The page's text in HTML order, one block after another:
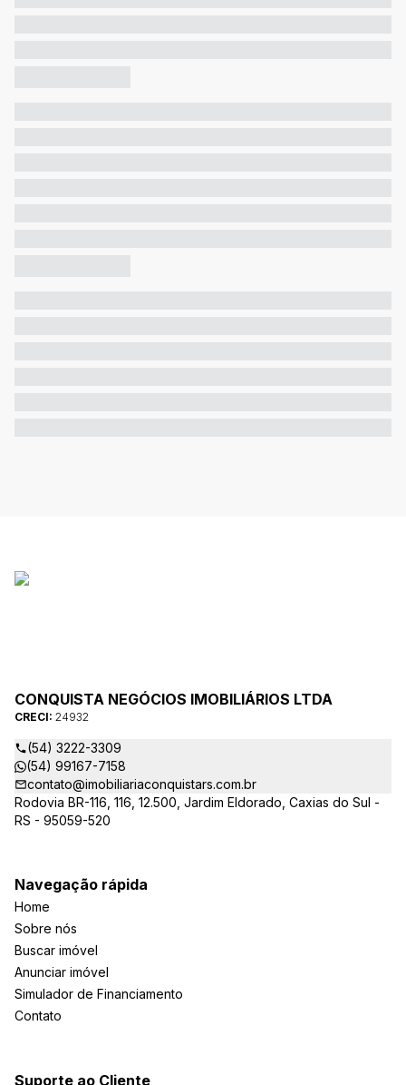
CONQUISTA NEGÓCIOS IMOBILIÁRIOS LTDA
CRECI: 24932
(54) 3222-3309
(54) 99167-7158
contato@imobiliariaconquistars.com.br
Rodovia BR-116, 116, 12.500, Jardim Eldorado, Caxias do Sul -
RS - 95059-520
Navegação rápida
Home
Sobre nós
Buscar imóvel
Anunciar imóvel
Simulador de Financiamento
Contato
Suporte ao Cliente